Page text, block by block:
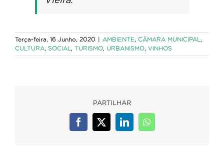
Terça-feira, 16 Junho, 2020 | AMBIENTE, CÂMARA MUNICIPAL ,
CULTURA, SOCIAL , TURISMO, URBANISMO, VINHOS
PARTILHAR
Facebook
X LinkedInWhatsApp